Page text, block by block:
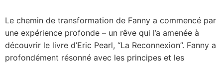
Le chemin de transformation de Fanny a commencé par
une expérience profonde – un rêve qui l’a amenée à
découvrir le livre d’Eric Pearl, “La Reconnexion”. Fanny a
profondément résonné avec les principes et les